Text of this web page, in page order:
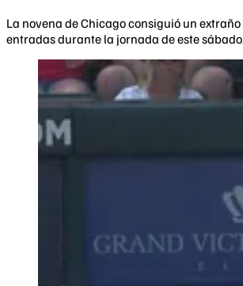
La novena de Chicago consiguió un
entradas durante la jornada de este